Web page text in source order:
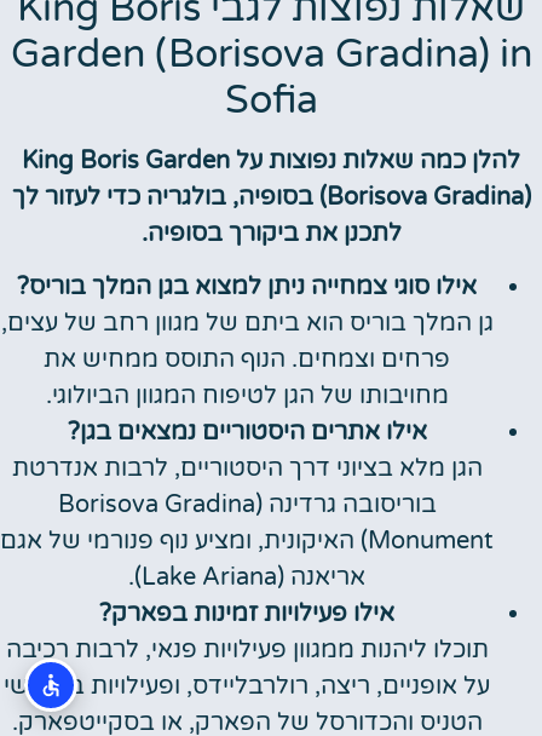
Garden (Borisova Gradina) in
Sofia
להלן כמה שאלות נפוצות על King Boris Garden
(Borisova Gradina) בסופיה, בולגריה כדי לעזור לך
לתכנן את ביקורך בסופיה.
אילו סוגי צמחייה ניתן למצוא בגן המלך בוריס?
גן המלך בוריס הוא ביתם של מגוון רחב של עצים,
פרחים וצמחים. הנוף התוסס ממחיש את
מחויבותו של הגן לטיפוח המגוון הביולוגי.
אילו אתרים היסטוריים נמצאים בגן?
הגן מלא בציוני דרך היסטוריים, לרבות אנדרטת
בוריסובה גרדינה (Borisova Gradina
Monument) האיקונית, ומציע נוף פנורמי של אגם
אריאנה (Lake Ariana).
אילו פעילויות זמינות בפארק?
תוכלו ליהנות ממגוון פעילויות פנאי, לרבות רכיבה
על אופניים, ריצה, רולרבליידס, ופעילויות במגרשי
הטניס והכדורסל של הפארק, או בסקייטפארק.